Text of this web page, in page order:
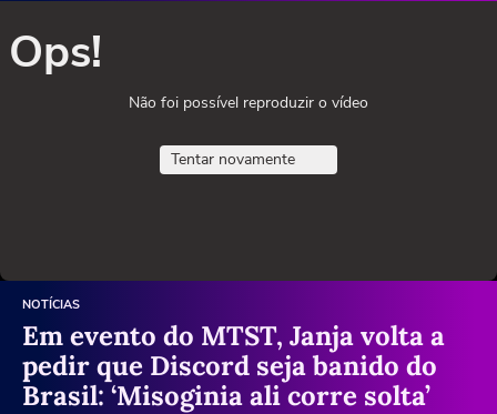
Ops!
Não foi possível reproduzir o vídeo
Tentar novamente
NOTÍCIAS
Em evento do MTST, Janja volta a
pedir que Discord seja banido do
Brasil: ‘Misoginia ali corre solta’